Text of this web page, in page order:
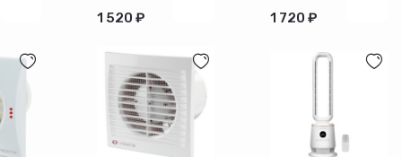
1 520 ₽ 1 720 ₽